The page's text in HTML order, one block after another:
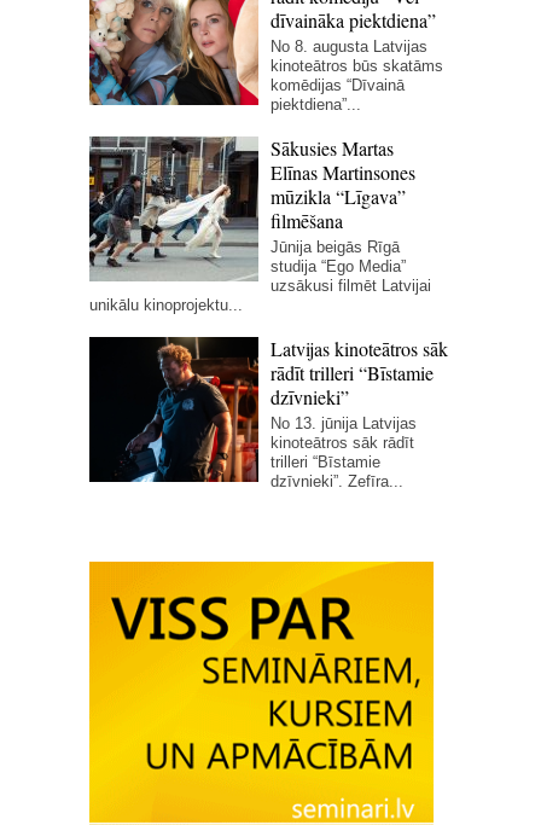
dīvaināka piektdiena”
No 8. augusta Latvijas
kinoteātros būs skatāms
komēdijas “Dīvainā
piektdiena”...
Sākusies Martas
Elīnas Martinsones
mūzikla “Līgava”
filmēšana
Jūnija beigās Rīgā
studija “Ego Media”
uzsākusi filmēt Latvijai
unikālu kinoprojektu...
Latvijas kinoteātros sāk
rādīt trilleri “Bīstamie
dzīvnieki”
No 13. jūnija Latvijas
kinoteātros sāk rādīt
trilleri “Bīstamie
dzīvnieki”. Zefīra...